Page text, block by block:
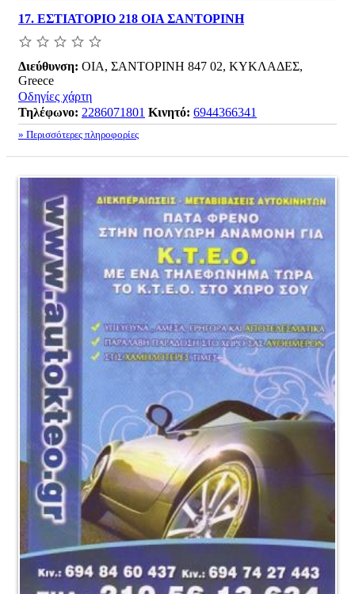
17. ΕΣΤΙΑΤΟΡΙΟ 218 ΟΙΑ ΣΑΝΤΟΡΙΝΗ
Διεύθυνση: ΟΙΑ, ΣΑΝΤΟΡΙΝΗ 847 02, ΚΥΚΛΑΔΕΣ,
Greece
Οδηγίες χάρτη
Τηλέφωνο: 2286071801 Κινητό: 6944366341
» Περισσότερες πληροφορίες